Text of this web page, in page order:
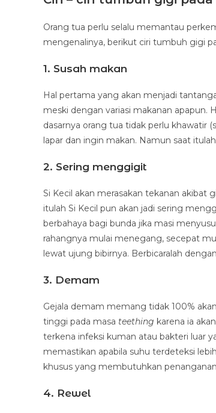
Orang tua perlu selalu memantau
mengenalinya, berikut ciri tumbuh gigi
1. Susah makan
Hal pertama yang akan menjadi
meski dengan variasi makanan apapun.
dasarnya orang tua tidak perlu khawatir
lapar dan ingin makan. Namun saat
2. Sering menggigit
Si Kecil akan merasakan tekanan akibat
itulah Si Kecil pun akan jadi sering
berbahaya bagi bunda jika masi
rahangnya mulai menegang, secepat
lewat ujung bibirnya. Berbicaralah
3. Demam
Gejala demam memang tidak 100%
tinggi pada masa teething karena ia
terkena infeksi kuman atau bakteri luar
memastikan apabila suhu terdeteksi
khusus yang membutuhkan
4. Rewel